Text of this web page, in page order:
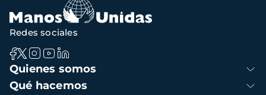
Navegación
principal
Quienes somos
Qué hacemos
Redes sociales